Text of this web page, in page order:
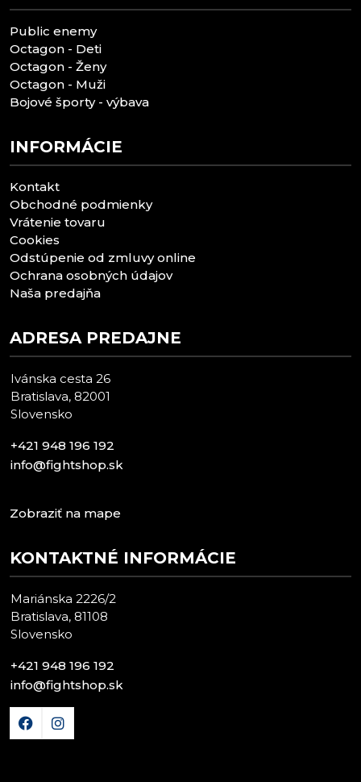
Public enemy
Octagon - Deti
Octagon - Ženy
Octagon - Muži
Bojové športy - výbava
INFORMÁCIE
Kontakt
Obchodné podmienky
Vrátenie tovaru
Cookies
Odstúpenie od zmluvy online
Ochrana osobných údajov
Naša predajňa
ADRESA PREDAJNE
Ivánska cesta 26
Bratislava, 82001
Slovensko
+421 948 196 192
info@fightshop.sk
Zobraziť na mape
KONTAKTNÉ INFORMÁCIE
Mariánska 2226/2
Bratislava, 81108
Slovensko
+421 948 196 192
info@fightshop.sk